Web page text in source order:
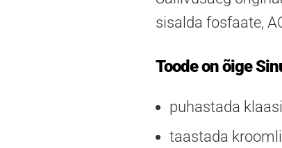
sisalda fosfaate,
Toode on õige
puhastada
taastada